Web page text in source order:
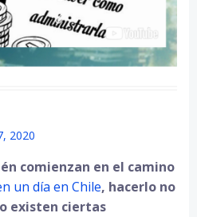
2020
comienzan en el camino
un día en Chile, hacerlo no
existen ciertas